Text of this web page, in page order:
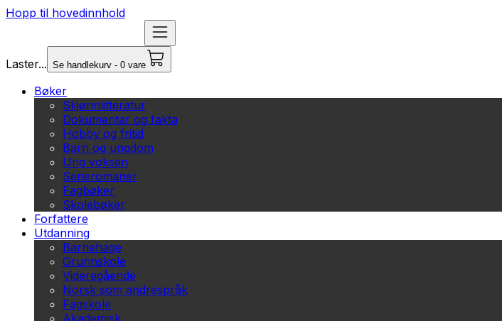
Hopp til hovedinnhold
Laster... Se handlekurv - 0 vare
Bøker
Skjønnlitteratur
Dokumentar og fakta
Hobby og fritid
Barn og ungdom
Ung voksen
Serieromaner
Fagbøker
Skolebøker
Forfattere
Utdanning
Barnehage
Grunnskole
Videregående
Norsk som andrespråk
Fagskole
Akademisk